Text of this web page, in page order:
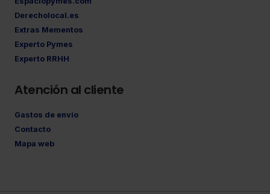
Derecholocal.es
Extras Mementos
Experto Pymes
Experto RRHH
Atención al cliente
Gastos de envío
Contacto
Mapa web